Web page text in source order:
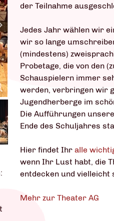
der Teilnahme
Jedes Jahr wählen wir
wir so lange
(mindestens)
Probetage, die von den
Schauspielern immer
werden, verbringen wir
Jugendherberge im
Die Aufführungen
Ende des Schuljahres
Hier findet Ihr alle
wenn Ihr Lust habt, die
entdecken und vielleicht
Mehr zur Theater AG